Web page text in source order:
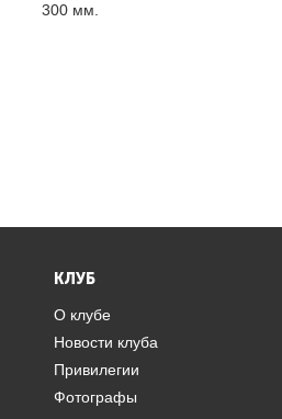
300 мм.
КЛУБ
О клубе
Новости клуба
Привилегии
Фотографы